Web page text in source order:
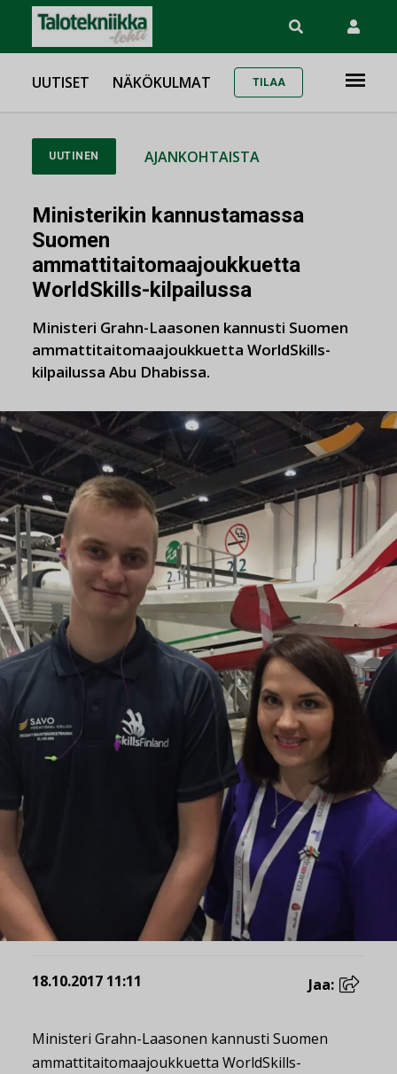
UUTISET NÄKÖKULMAT TILAA
UUTINEN AJANKOHTAISTA
Ministerikin kannustamassa
Suomen
ammattitaitomaajoukkuetta
WorldSkills-kilpailussa
Ministeri Grahn-Laasonen kannusti Suomen
ammattitaitomaajoukkuetta WorldSkills-
kilpailussa Abu Dhabissa.
18.10.2017 11:11 Jaa:
Ministeri Grahn-Laasonen kannusti Suomen
ammattitaitomaajoukkuetta WorldSkills-